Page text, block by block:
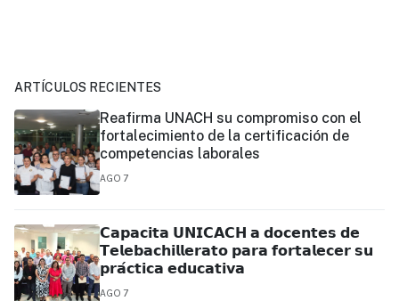
ARTÍCULOS RECIENTES
Reafirma UNACH su compromiso con el
fortalecimiento de la certificación de
competencias laborales
AGO 7
𝗖𝗮𝗽𝗮𝗰𝗶𝘁𝗮 𝗨𝗡𝗜𝗖𝗔𝗖𝗛 𝗮 𝗱𝗼𝗰𝗲𝗻𝘁𝗲𝘀 𝗱𝗲
𝗧𝗲𝗹𝗲𝗯𝗮𝗰𝗵𝗶𝗹𝗹𝗲𝗿𝗮𝘁𝗼 𝗽𝗮𝗿𝗮 𝗳𝗼𝗿𝘁𝗮𝗹𝗲𝗰𝗲𝗿 𝘀𝘂
𝗽𝗿𝗮́𝗰𝘁𝗶𝗰𝗮 𝗲𝗱𝘂𝗰𝗮𝘁𝗶𝘃𝗮
AGO 7